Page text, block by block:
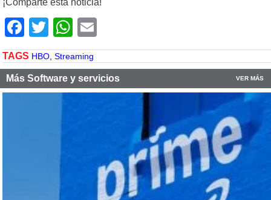
¡Comparte esta noticia!
Facebook
TwitterWhatsApp
TAGS HBO, Streaming
Más Software y servicios VER MÁS